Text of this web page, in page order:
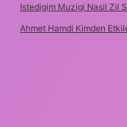
Istedigim Muzigi Nasil Zil
Ahmet Hamdi Kimden